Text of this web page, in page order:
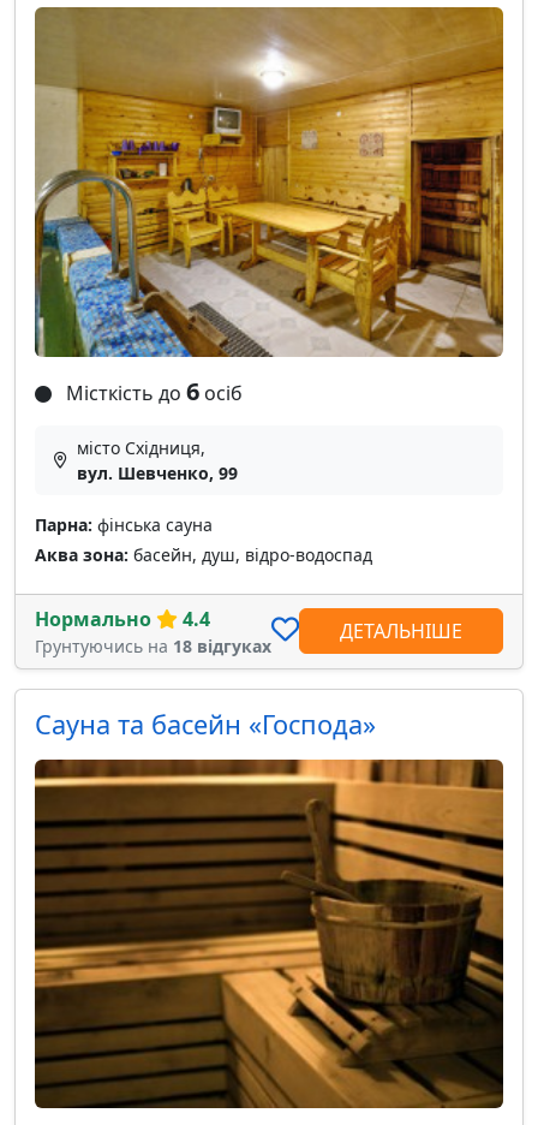
Місткість до 6 осіб
місто Східниця,
вул. Шевченко, 99
Парна: фінська сауна
Аква зона: басейн, душ, відро-водоспад
Нормально 4.4
Грунтуючись на 18 відгуках
ДЕТАЛЬНІШЕ
Сауна та басейн «Господа»